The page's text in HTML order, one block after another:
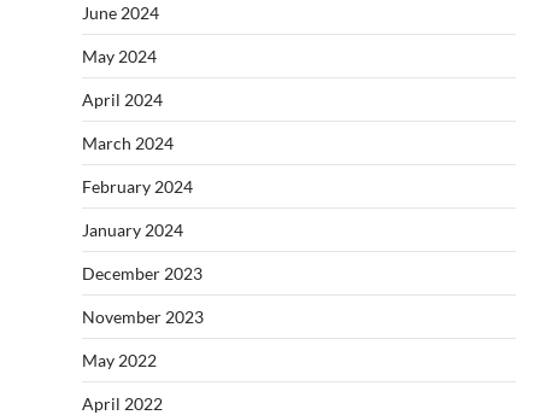
June 2024
May 2024
April 2024
March 2024
February 2024
January 2024
December 2023
November 2023
May 2022
April 2022